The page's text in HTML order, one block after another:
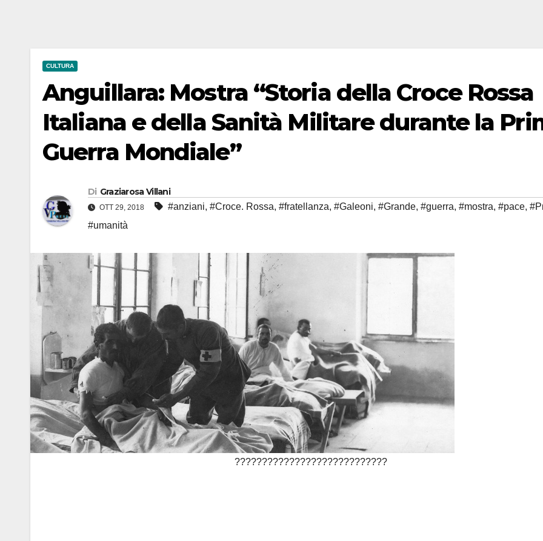
CULTURA
Anguillara: Mostra “Storia della Croce Rossa
Italiana e della Sanità Militare durante la
Guerra Mondiale”
Di Graziarosa Villani
OTT 29, 2018 #anziani, #Croce. Rossa, #fratellanza, #Galeoni, #Grande, #guerra, #mostra, #pace,
#umanità
????????????????????????????